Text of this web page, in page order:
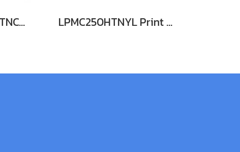
RICOH LPMC320HTNCY Original Toner Cartridge (842688) ตลับหมึกโทนเนอร์ (สีฟ้า) 7.5K ของแท้ ประกันศูนย์ LPMC250HTNYL Print Cartridge Yellow M C250H (6.3K) หมึกพิมพ์เลเซอร์ริโก้โทนเนอร์สีเหลือง รับประกันศูนย์บริการของแท้แน่นอน